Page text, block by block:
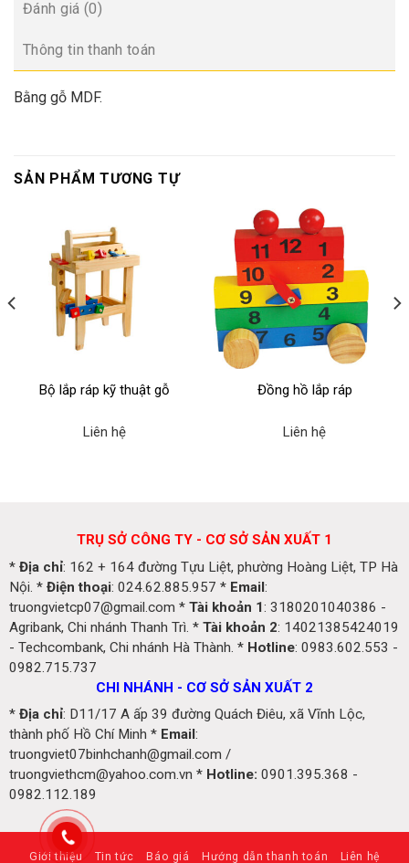
Đánh giá (0)
Thông tin thanh toán
Bằng gỗ MDF.
SẢN PHẨM TƯƠNG TỰ
Bộ lắp ráp kỹ thuật gỗ
Liên hệ
Đồng hồ lắp ráp
Liên hệ
TRỤ SỞ CÔNG TY - CƠ SỞ SẢN XUẤT 1
* Địa chỉ: 162 + 164 đường Tựu Liệt, phường Hoàng Liệt, TP Hà
Nội. * Điện thoại: 024.62.885.957 * Email:
truongvietcp07@gmail.com * Tài khoản 1: 3180201040386 -
Agribank, Chi nhánh Thanh Trì. * Tài khoản 2: 14021385424019
- Techcombank, Chi nhánh Hà Thành. * Hotline: 0983.602.553 -
0982.715.737
CHI NHÁNH - CƠ SỞ SẢN XUẤT 2
* Địa chỉ: D11/17 A ấp 39 đường Quách Điêu, xã Vĩnh Lộc,
thành phố Hồ Chí Minh * Email:
truongviet07binhchanh@gmail.com /
truongviethcm@yahoo.com.vn * Hotline: 0901.395.368 -
0982.112.189
Giới thiệu Tin tức Báo giá Hướng dẫn thanh toán Liên hệ